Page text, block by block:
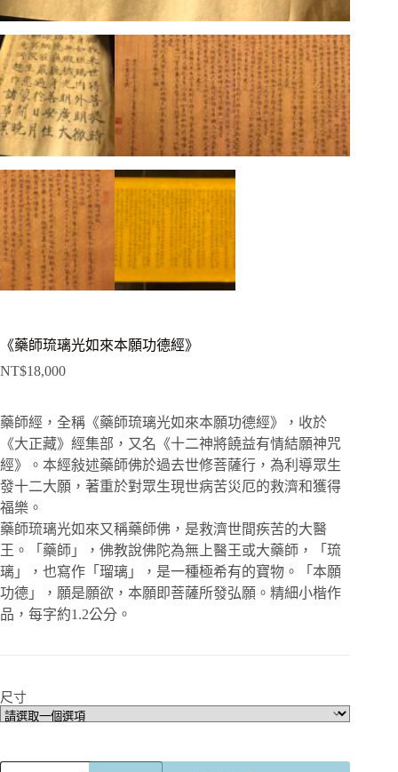
《藥師琉璃光如來本願功德經》
NT$18,000
藥師經，全稱《藥師琉璃光如來本願功德經》，收於
《大正藏》經集部，又名《十二神將饒益有情結願神咒
經》。本經敍述藥師佛於過去世修菩薩行，為利導眾生
發十二大願，著重於對眾生現世病苦災厄的救濟和獲得
福樂。
藥師琉璃光如來又稱藥師佛，是救濟世間疾苦的大醫
王。「藥師」，佛教說佛陀為無上醫王或大藥師，「琉
璃」，也寫作「瑠璃」，是一種極希有的寶物。「本願
功德」，願是願欲，本願即菩薩所發弘願。精細小楷作
品，每字約1.2公分。
尺寸